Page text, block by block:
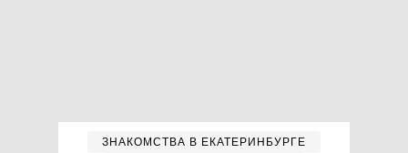
ЗНАКОМСТВА В ЕКАТЕРИНБУРГЕ